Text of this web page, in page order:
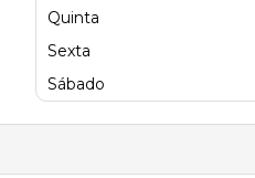
Quinta
Sexta
Sábado